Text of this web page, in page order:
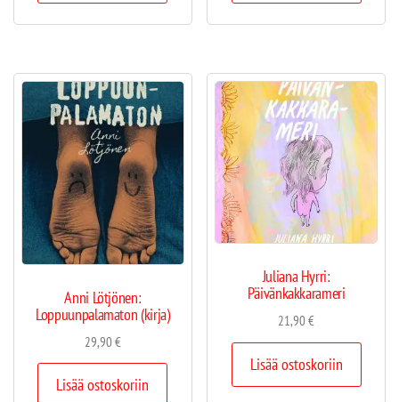
Anni Lötjönen:
Loppuunpalamaton (kirja)
29,90€
Lisää ostoskoriin
Juliana Hyrri:
Päivänkakkarameri
21,90€
Lisää ostoskoriin